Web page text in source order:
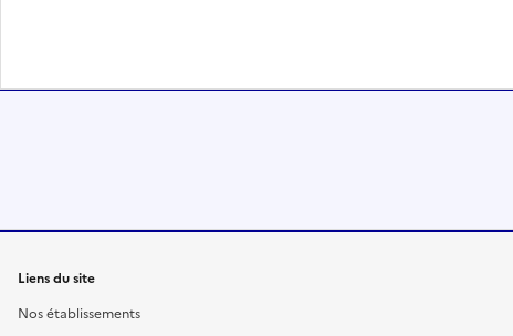
Liens du site
Nos établissements